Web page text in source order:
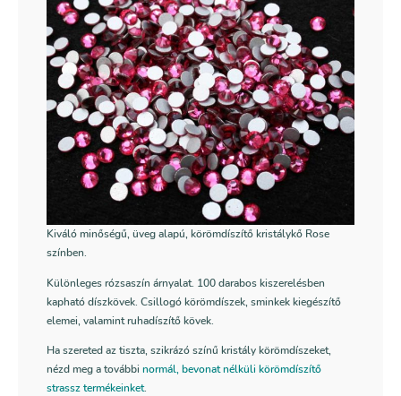
Kiváló minőségű, üveg alapú, körömdíszítő kristálykő Rose
színben.
Különleges rózsaszín árnyalat. 100 darabos kiszerelésben
kapható díszkövek. Csillogó körömdíszek, sminkek kiegészítő
elemei, valamint ruhadíszítő kövek.
Ha szereted az tiszta, szikrázó színű kristály körömdíszeket,
nézd meg a további normál, bevonat nélküli körömdíszítő
strassz termékeinket.